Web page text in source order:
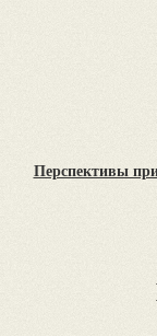
Перспективы